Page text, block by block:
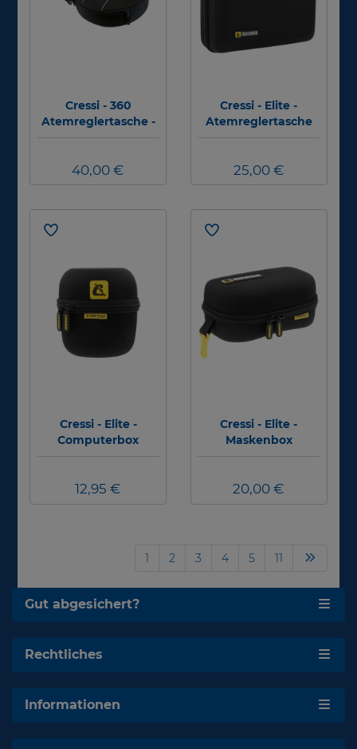
Cressi - 360
Atemreglertasche -
schwarz/rot
40,00 €
Cressi - Elite -
Atemreglertasche
25,00 €
Cressi - Elite -
Computerbox
12,95 €
Cressi - Elite -
Maskenbox
20,00 €
1 2 3 4 5 11
Gut abgesichert?
Rechtliches
Informationen